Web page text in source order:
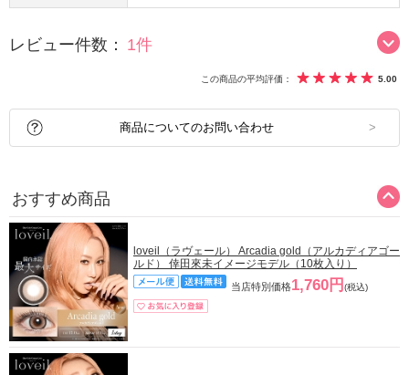
レビュー件数： 1件
この商品の平均評価： 5.00
商品についてのお問い合わせ
おすすめ商品
loveil（ラヴェール） Arcadia gold（アルカディアゴー
ルド） 倖田來未イメージモデル（10枚入り）
当店特別価格1,760円 (税込)